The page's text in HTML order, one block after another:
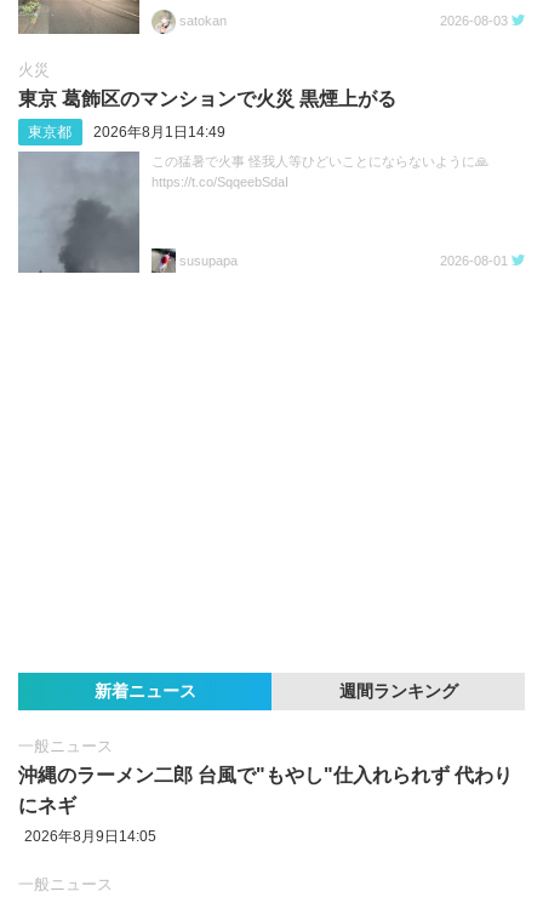
satokan 2026-08-03
火災
東京 葛飾区のマンションで火災 黒煙上がる
東京都 2026年8月1日14:49
この猛暑で火事 怪我人等ひどいことにならないように🙏
https://t.co/SqqeebSdaI
susupapa 2026-08-01
新着ニュース 週間ランキング
一般ニュース
沖縄のラーメン二郎 台風で"もやし"仕入れられず 代わり
にネギ
2026年8月9日14:05
一般ニュース